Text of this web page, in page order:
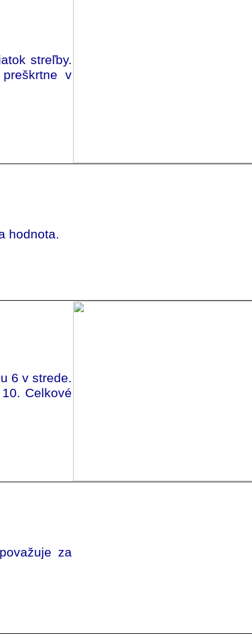
streľby.
v
hodnota.
6 v strede.
Celkové
za